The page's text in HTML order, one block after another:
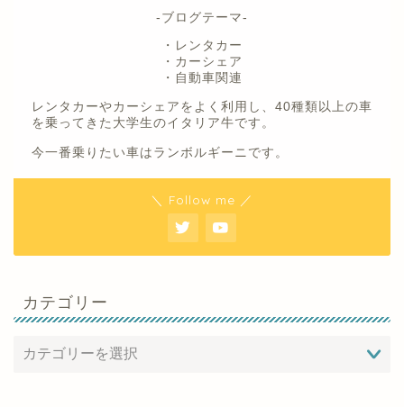
-ブログテーマ-
・レンタカー
・カーシェア
・自動車関連
レンタカーやカーシェアをよく利用し、40種類以上の車
を乗ってきた大学生のイタリア牛です。
今一番乗りたい車はランボルギーニです。
＼ Follow me ／
カテゴリー